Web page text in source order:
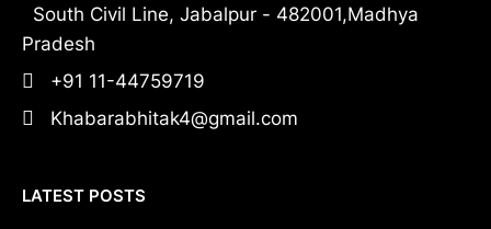
South Civil Line, Jabalpur - 482001,Madhya
Pradesh
+91 11-44759719
Khabarabhitak4@gmail.com
LATEST POSTS